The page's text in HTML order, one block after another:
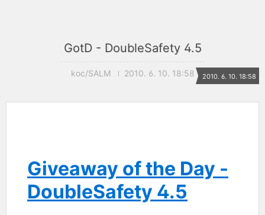
GotD - DoubleSafety 4.5
koc/SALM 2010. 6. 10. 18:58 2010. 6. 10. 18:58
Giveaway of the Day -
DoubleSafety 4.5